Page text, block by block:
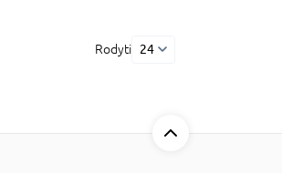
Rodyti 24